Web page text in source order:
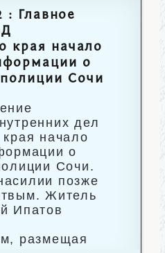
: Главное
края начало
о
Сочи
дел
края начало
о
Сочи.
позже
Житель
Ипатов
размещая